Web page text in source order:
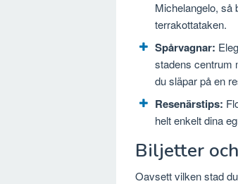
Michelangelo, så
terrakottataken.
Spårvagnar:
stadens centrum
du släpar på en
Resenärstips:
helt enkelt dina
Biljetter
Oavsett vilken stad